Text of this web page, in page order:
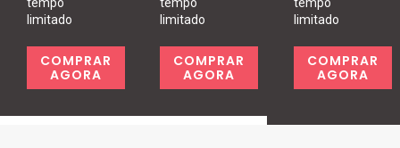
limitado
COMPRAR
AGORA
limitado
COMPRAR
AGORA
limitado
COMPRAR
AGORA